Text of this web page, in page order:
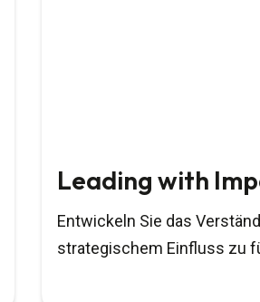
Leading with
Entwickeln Sie das
strategischem Einfluss zu